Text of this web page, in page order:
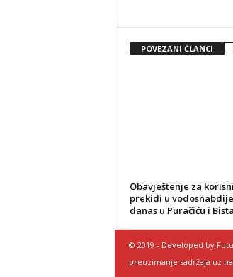
POVEZANI ČLANCI
Obavještenje za
prekidi u
danas u Puračiću i
© 2019 - Developed by
preuzimanje sadržaja uz